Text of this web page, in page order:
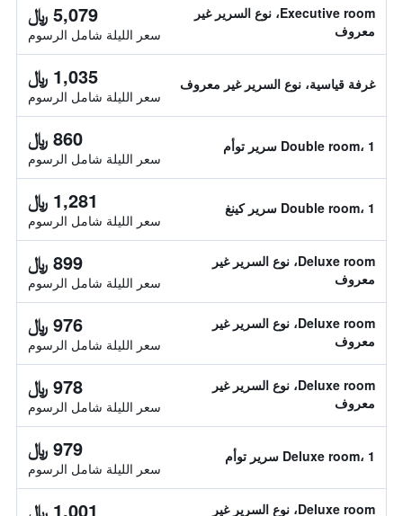
Executive room، نوع السرير غير
معروف
5,079 ﷼
سعر الليلة شامل الرسوم
غرفة قياسية، نوع السرير غير معروف 1,035 ﷼
سعر الليلة شامل الرسوم
Double room، 1 سرير توأم 860 ﷼
سعر الليلة شامل الرسوم
Double room، 1 سرير كينغ 1,281 ﷼
سعر الليلة شامل الرسوم
Deluxe room، نوع السرير غير
معروف
899 ﷼
سعر الليلة شامل الرسوم
Deluxe room، نوع السرير غير
معروف
976 ﷼
سعر الليلة شامل الرسوم
Deluxe room، نوع السرير غير
معروف
978 ﷼
سعر الليلة شامل الرسوم
Deluxe room، 1 سرير توأم 979 ﷼
سعر الليلة شامل الرسوم
Deluxe room، نوع السرير غير 1,001 ﷼